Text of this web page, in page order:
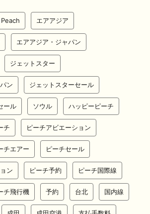
Peach エアアジア
エアアジア・ジャパン
ジェットスター
ン ジェットスターセール
ール ソウル ハッピーピーチ
チ ピーチアビエーション
チエアー ピーチセール
ン ピーチ予約 ピーチ国際線
チ飛行機 予約 台北 国内線